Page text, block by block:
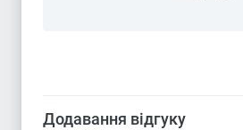
Додавання відгуку